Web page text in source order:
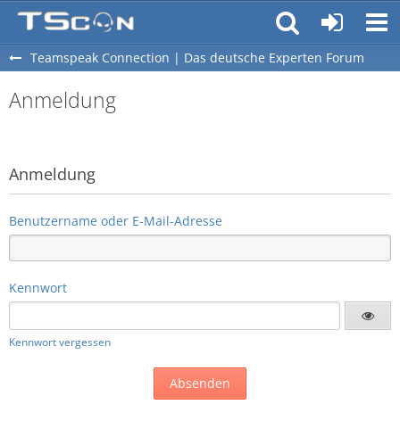
Teamspeak Connection | Das deutsche Experten Forum
Anmeldung
Anmeldung
Benutzername oder E-Mail-Adresse
Kennwort
Kennwort vergessen